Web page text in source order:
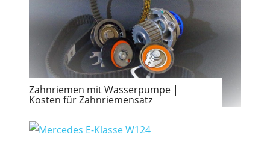
Zahnriemen mit Wasserpumpe |
Kosten für Zahnriemensatz